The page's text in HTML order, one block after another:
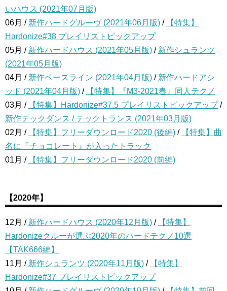
いハウス (2021年07月版)
06月 / 新作ハードグルーヴ (2021年06月版) /
【特集】
Hardonize#38 プレイリストピックアップ
05月 / 新作ハードハウス (2021年05月版) / 新作シュランツ
(2021年05月版)
04月 / 新作ベースライン (2021年04月版) / 新作ハードアシ
ッド (2021年04月版) /
【特集】『M3-2021春』同人テクノ
03月 /
【特集】Hardonize#37.5 プレイリストピックアップ/
新作テックダンス / テックトランス (2021年03月版)
02月 /
【特集】フリーダウンロード2020 (後編) /
【特集】曲
名に『チョコレート』が入ったトラック
01月 /
【特集】フリーダウンロード2020 (前編)
【2020年】
12月 / 新作ハードハウス (2020年12月版) /
【特集】
Hardonizeクルーが選ぶ2020年のハードテクノ10選
【TAK666編】
11月 / 新作シュランツ (2020年11月版) /
【特集】
Hardonize#37 プレイリストピックアップ